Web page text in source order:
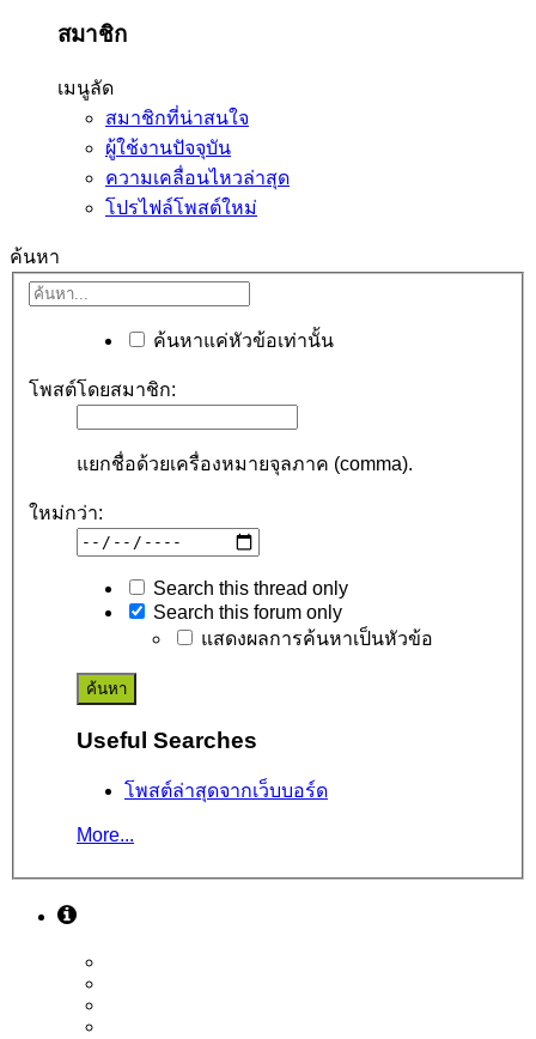
สมาชิก
เมนูลัด
สมาชิกที่น่าสนใจ
ผู้ใช้งานปัจจุบัน
ความเคลื่อนไหวล่าสุด
โปรไฟล์โพสต์ใหม่
ค้นหา
ค้นหาแค่หัวข้อเท่านั้น
โพสต์โดยสมาชิก:
แยกชื่อด้วยเครื่องหมายจุลภาค (comma).
ใหม่กว่า:
Search this thread only
Search this forum only
แสดงผลการค้นหาเป็นหัวข้อ
Useful Searches
โพสต์ล่าสุดจากเว็บบอร์ด
More...